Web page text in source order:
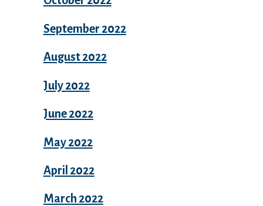
September 2022
August 2022
July 2022
June 2022
May 2022
April 2022
March 2022